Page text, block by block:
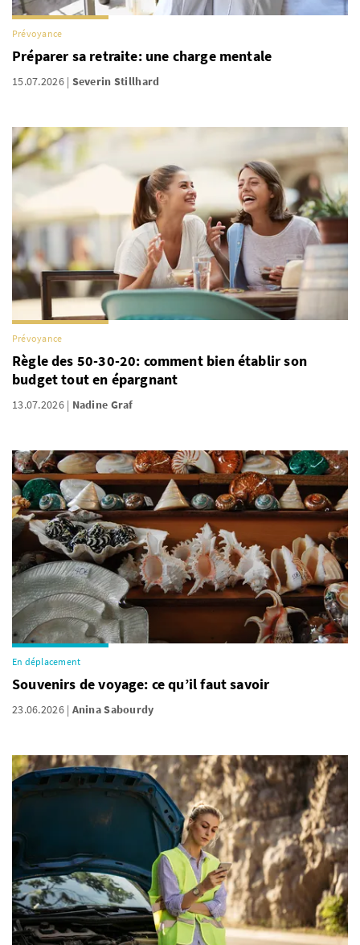
Prévoyance
Préparer sa retraite: une charge mentale
15.07.2026 Severin Stillhard
Prévoyance
Règle des 50-30-20: comment bien établir son
budget tout en épargnant
13.07.2026 Nadine Graf
En déplacement
Souvenirs de voyage: ce qu’il faut savoir
23.06.2026 Anina Sabourdy